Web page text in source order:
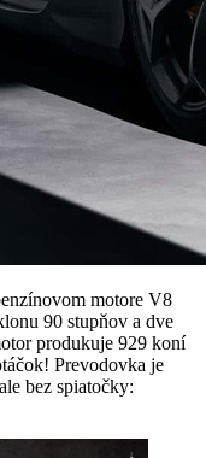
motore V8
90 stupňov a dve
produkuje 929 koní
Prevodovka je
bez spiatočky: